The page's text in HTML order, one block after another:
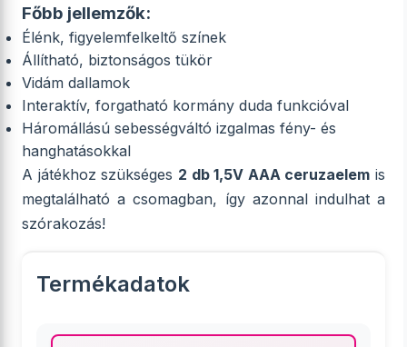
Főbb jellemzők:
Élénk, figyelemfelkeltő színek
Állítható, biztonságos tükör
Vidám dallamok
Interaktív, forgatható kormány duda funkcióval
Háromállású sebességváltó izgalmas fény- és
hanghatásokkal
A játékhoz szükséges 2 db 1,5V AAA ceruzaelem is
megtalálható a csomagban, így azonnal indulhat a
szórakozás!
Termékadatok